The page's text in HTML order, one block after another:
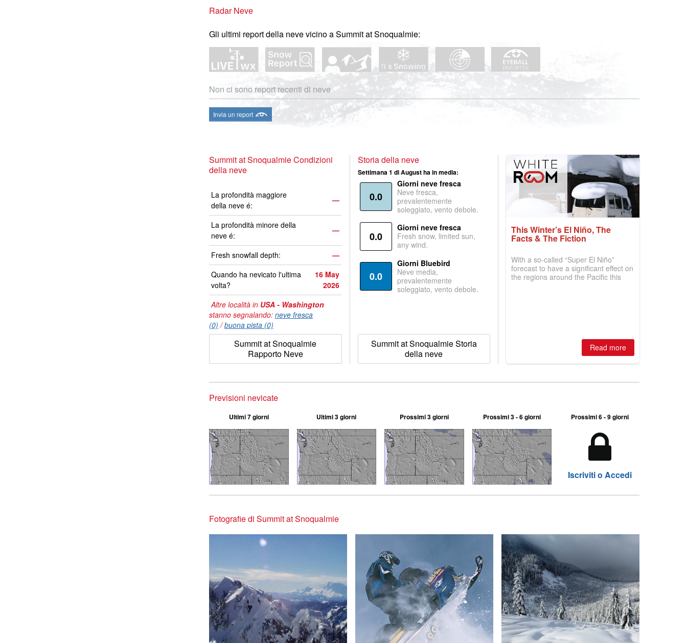
Radar Neve
Gli ultimi report della neve vicino a Summit at Snoqualmie:
Non ci sono report recenti di neve
Invia un report
Summit at Snoqualmie Condizioni
della neve
La profondità maggiore
della neve é:
—
La profondità minore della
neve é:
—
Fresh snowfall depth:
—
Quando ha nevicato l'ultima
volta?
16 May
2026
Altre località in USA - Washington
stanno segnalando: neve fresca
(0) /buona pista (0)
Summit at Snoqualmie
Rapporto Neve
Storia della neve
Settimana 1 di August ha in media:
0.0
Giorni neve fresca
Neve fresca,
prevalentemente
soleggiato, vento debole.
0.0
Giorni neve fresca
Fresh snow, limited sun,
any wind.
0.0
Giorni Bluebird
Neve media,
prevalentemente
soleggiato, vento debole.
Summit at Snoqualmie Storia
della neve
This Winter’s El Niño, The
Facts & The Fiction
With a so-called “Super El Niño”
forecast to have a significant effect on
the regions around the Pacific this
Read more
Previsioni nevicate
Ultimi 7 giorni Ultimi 3 giorni Prossimi 3 giorni Prossimi 3 - 6 giorni Prossimi 6 - 9 giorni
Iscriviti o Accedi
Fotografie di Summit at Snoqualmie